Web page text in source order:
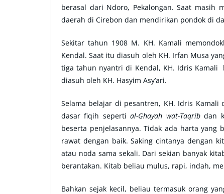
berasal dari Ndoro, Pekalongan. Saat masih
daerah di Cirebon dan mendirikan pondok di
Sekitar tahun 1908 M. KH. Kamali
Kendal. Saat itu diasuh oleh KH. Irfan Musa
tiga tahun nyantri di Kendal, KH. Idris Kamali
diasuh oleh KH. Hasyim Asy’ari.
Selama belajar di pesantren, KH. Idris
dasar fiqih sepertial-Ghayah wat-Taqribdan
beserta penjelasannya. Tidak ada harta
rawat dengan baik. Saking cintanya dengan
atau noda sama sekali. Dari sekian banyak
berantakan. Kitab beliau mulus, rapi, indah,
Bahkan sejak kecil, beliau termasuk orang